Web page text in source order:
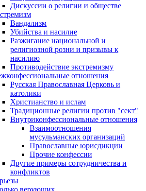
Дискуссии о религии и обществе
Вандализм
Убийства и насилие
Разжигание национальной и
религиозной розни и призывы к
насилию
Противодействие экстремизму
отношения
Русская Православная Церковь и
католики
Христианство и ислам
Традиционные религии против "сект"
Внутриконфессиональные отношения
Взаимоотношения
мусульманских организаций
Православные юрисдикции
Прочие конфессии
Другие примеры сотрудничества и
конфликтов